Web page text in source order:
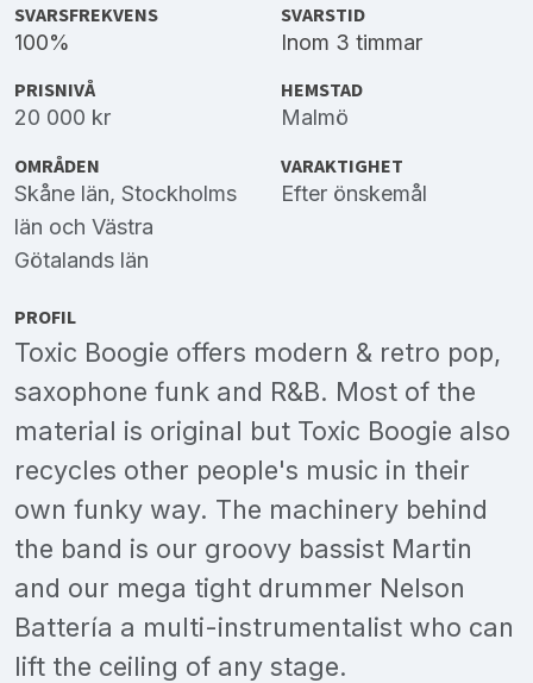
SVARSFREKVENS
100%
SVARSTID
Inom 3 timmar
PRISNIVÅ
20 000 kr
HEMSTAD
Malmö
OMRÅDEN
Skåne län, Stockholms
län och Västra
Götalands län
VARAKTIGHET
Efter önskemål
PROFIL
Toxic Boogie offers modern & retro pop,
saxophone funk and R&B. Most of the
material is original but Toxic Boogie also
recycles other people's music in their
own funky way. The machinery behind
the band is our groovy bassist Martin
and our mega tight drummer Nelson
Battería a multi-instrumentalist who can
lift the ceiling of any stage.